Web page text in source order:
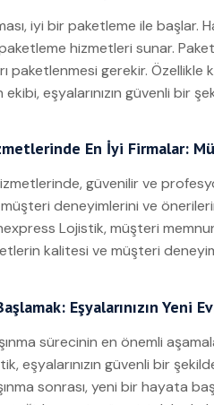
iyi bir paketleme ile
hizmetleri sunar.
paketlenmesi gerekir.
eşyalarınızın güvenli bir
En İyi Firmalar:
güvenilir ve
deneyimlerini ve
Lojistik, müşteri
kalitesi ve müşteri
Eşyalarınızın
sürecinin en önemli
eşyalarınızın güvenli bir
sonrası, yeni bir hayata